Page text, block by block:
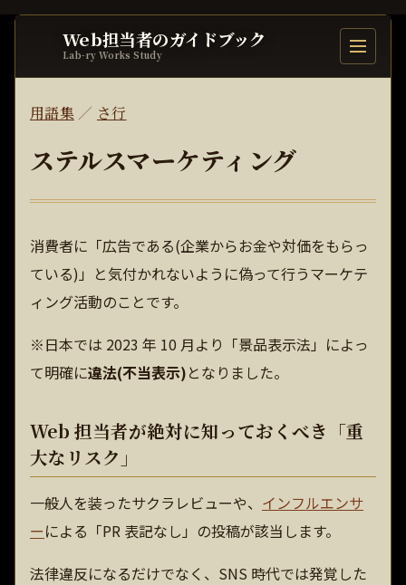
Web担当者のガイドブック
Lab-ry Works Study 目次を開
用語集／ さ行
ステルスマーケティング
消費者に「広告である(企業からお金や対価をもらっ
ている)」と気付かれないように偽って行うマーケテ
ィング活動のことです。
※日本では 2023 年 10 月より「景品表示法」によっ
て明確に違法(不当表示)となりました。
Web 担当者が絶対に知っておくべき「重
大なリスク」
一般人を装ったサクラレビューや、 インフルエンサ
ーによる「PR 表記なし」の投稿が該当します。
法律違反になるだけでなく、SNS 時代では発覚した